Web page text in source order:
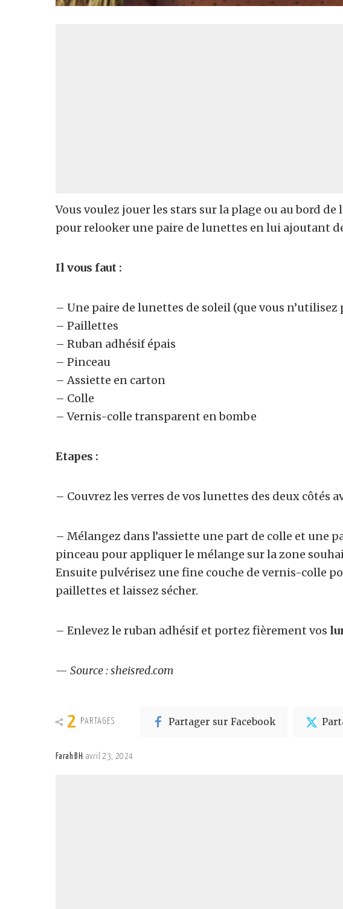
Vous voulez jouer les stars sur la plage ou au bord de
pour relooker une paire de lunettes en lui ajoutant
Il vous faut :
– Une paire de lunettes de soleil (que vous n’utilisez
– Paillettes
– Ruban adhésif épais
– Pinceau
– Assiette en carton
– Colle
– Vernis-colle transparent en bombe
Etapes :
– Couvrez les verres de vos lunettes des deux côtés
– Mélangez dans l’assiette une part de colle et une
pinceau pour appliquer le mélange sur la zone
Ensuite pulvérisez une fine couche de vernis-colle
paillettes et laissez sécher.
– Enlevez le ruban adhésif et portez fièrement vos
— Source : sheisred.com
2 PARTAGES Partager sur Facebook
Farah BH avril 23, 2024